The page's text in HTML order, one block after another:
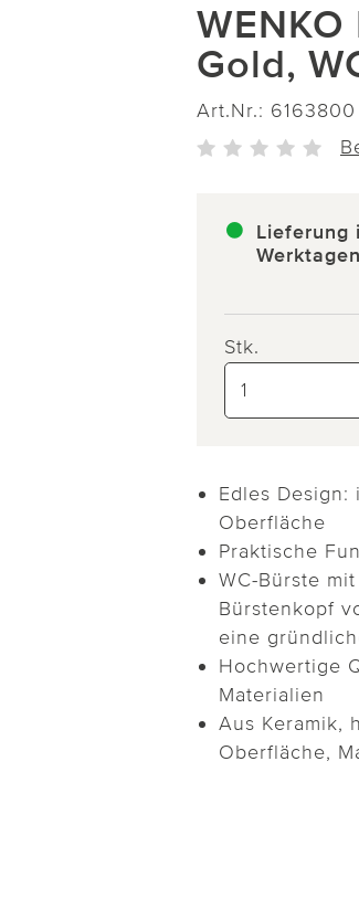
Gold,
Art.Nr.: 6163800
Lieferung
Werktagen
Stk.
Edles
Oberfläche
Praktische
WC-Bürste
Bürstenkopf
eine
Hochwertige
Materialien
Aus Keramik,
Oberfläche,